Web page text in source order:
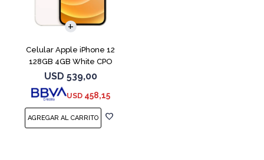
Celular Apple iPhone 12
128GB 4GB White CPO
USD 539,00
USD 458,15